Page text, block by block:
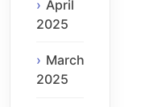
April
2025
March
2025